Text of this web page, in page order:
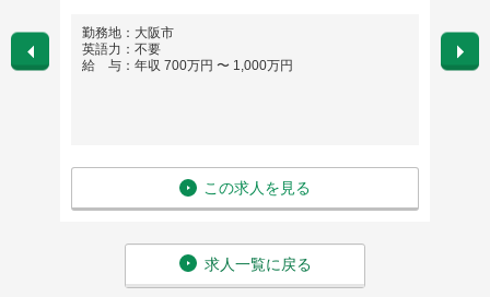
勤務地：大阪市
英語力：不要
給 与：年収 700万円 〜 1,000万円
この求人を見る
勤務
英語
給
求人一覧に戻る